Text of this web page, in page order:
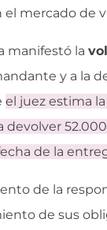
el mercado de
manifestó la
y a la
el juez estima
devolver
de la
de la
de sus